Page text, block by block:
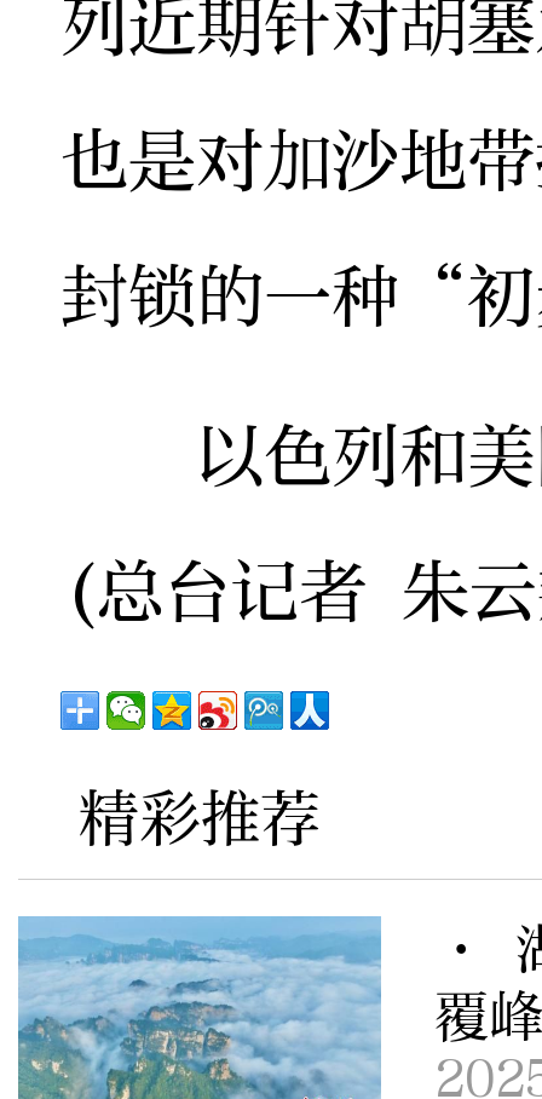
列近期针对胡
也是对加沙地
封锁的一种“
以色列和美
(总台记者 朱
精彩推荐
·
覆